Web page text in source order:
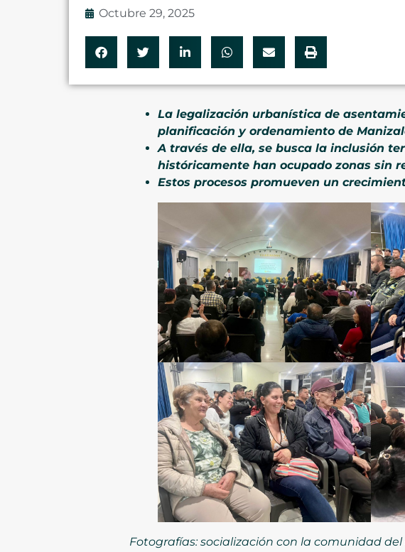
Octubre 29, 2025
La legalización urbanística de
planificación y ordenamiento de
A través de ella, se busca la inclusión
históricamente han ocupado zonas sin
Estos procesos promueven un
Fotografías: socialización con la comunidad